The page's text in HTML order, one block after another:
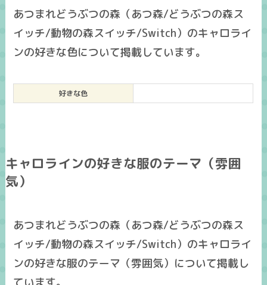
あつまれどうぶつの森（あつ森/どうぶつの森ス
イッチ/動物の森スイッチ/Switch）のキャロライ
ンの好きな色について掲載しています。
好きな色
キャロラインの好きな服のテーマ（雰囲
気）
あつまれどうぶつの森（あつ森/どうぶつの森ス
イッチ/動物の森スイッチ/Switch）のキャロライ
ンの好きな服のテーマ（雰囲気）について掲載し